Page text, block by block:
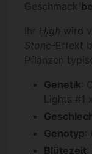
Geschmack
Ihr High wird
Stone -Effekt
Pflanzen
Genetik:
Lights #1
Genotyp:
Blütezeit